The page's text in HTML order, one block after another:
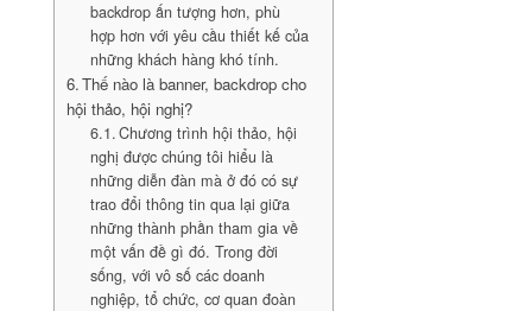
backdrop ấn tượng hơn, phù
hợp hơn với yêu cầu thiết kế của
những khách hàng khó tính.
Thế nào là banner, backdrop cho
hội thảo, hội nghị?
Chương trình hội thảo, hội
nghị được chúng tôi hiểu là
những diễn đàn mà ở đó có sự
trao đổi thông tin qua lại giữa
những thành phần tham gia về
một vấn đề gì đó. Trong đời
sống, với vô số các doanh
nghiệp, tổ chức, cơ quan đoàn